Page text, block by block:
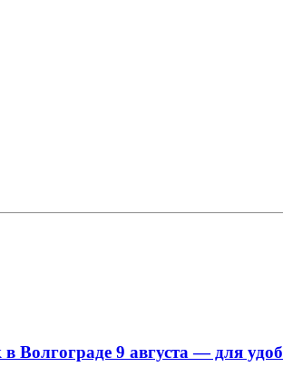
Волгограде 9 августа — для